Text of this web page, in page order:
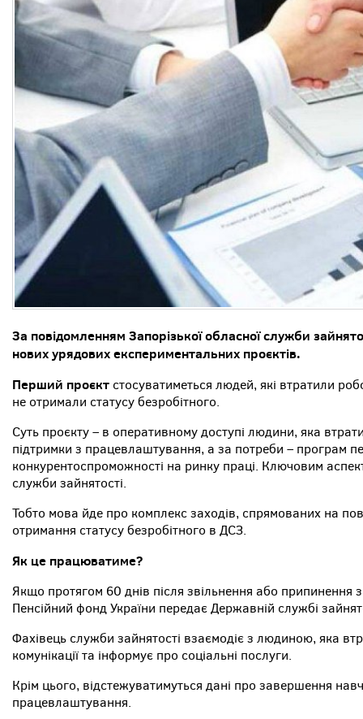
За повідомленням Запорізької обласної служби
нових урядових експериментальних проєктів.
Перший проєкт стосуватиметься людей, які втратили
не отримали статусу безробітного.
Суть проєкту – в оперативному доступі людини, яка
підтримки з працевлаштування, а за потреби – програм
конкурентоспроможності на ринку праці. Ключовим
служби зайнятості.
Тобто мова йде про комплекс заходів, спрямованих на
отримання статусу безробітного в ДСЗ.
Як це працюватиме?
Якщо протягом 60 днів після звільнення або припинення
Пенсійний фонд України передає Державній службі
Фахівець служби зайнятості взаємодіє з людиною, яка
комунікації та інформує про соціальні послуги.
Крім цього, відстежуватимуться дані про завершення
працевлаштування.